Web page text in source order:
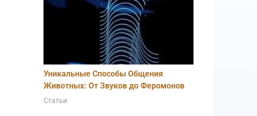
Уникальные Способы Общения
Животных: От Звуков до Феромонов
Статьи